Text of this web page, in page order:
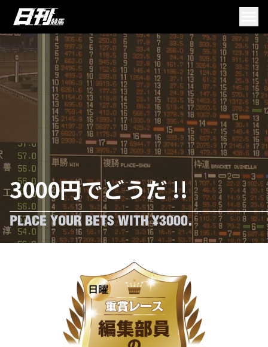
3000円でどうだ !!
PLACE YOUR BETS WITH ¥3000.